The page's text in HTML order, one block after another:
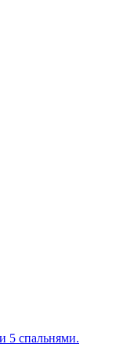
5 спальнями.